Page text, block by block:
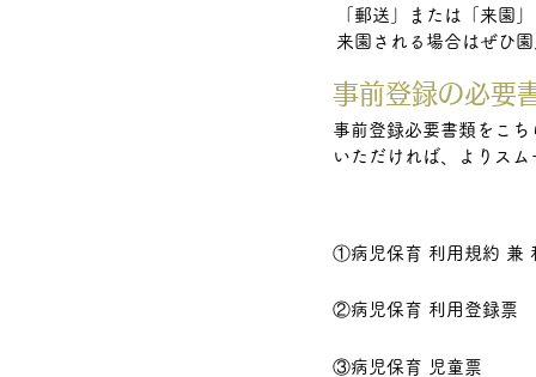
「郵送」または「来園
来園される場合はぜひ
事前登録の必要
事前登録必要書類をこ
いただければ、よりス
​①病児保育 利用規約 兼
②病児保育 利用登録票
③病児保育 児童票